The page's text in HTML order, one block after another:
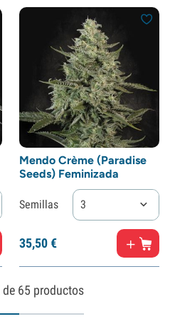
Mendo Crème (Paradise
Seeds) Feminizada
Semillas 3
35,50€
de 65 productos